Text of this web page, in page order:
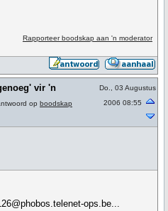
Rapporteer boodskap aan 'n moderator
vir 'n
op boodskap
Do., 03 Augustus
2006 08:55
ops.be...